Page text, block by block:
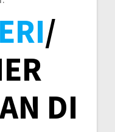
/
DI